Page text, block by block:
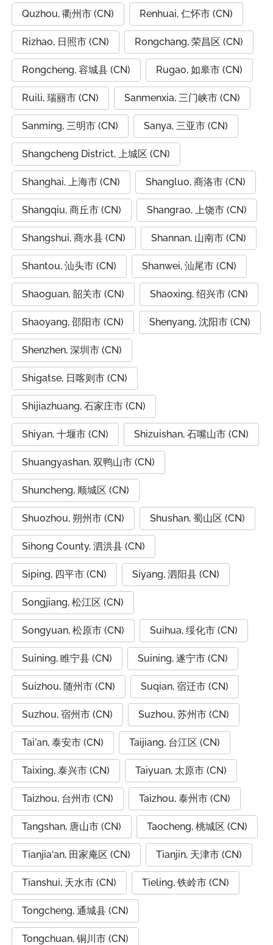
Quzhou, 衢州市 (CN) Renhuai, 仁怀市 (CN)
Rizhao, 日照市 (CN) Rongchang, 荣昌区 (CN)
Rongcheng, 容城县 (CN) Rugao, 如皋市 (CN)
Ruili, 瑞丽市 (CN) Sanmenxia, 三门峡市 (CN)
Sanming, 三明市 (CN) Sanya, 三亚市 (CN)
Shangcheng District, 上城区 (CN)
Shanghai, 上海市 (CN) Shangluo, 商洛市 (CN)
Shangqiu, 商丘市 (CN) Shangrao, 上饶市 (CN)
Shangshui, 商水县 (CN) Shannan, 山南市 (CN)
Shantou, 汕头市 (CN) Shanwei, 汕尾市 (CN)
Shaoguan, 韶关市 (CN) Shaoxing, 绍兴市 (CN)
Shaoyang, 邵阳市 (CN) Shenyang, 沈阳市 (CN)
Shenzhen, 深圳市 (CN)
Shigatse, 日喀则市 (CN)
Shijiazhuang, 石家庄市 (CN)
Shiyan, 十堰市 (CN) Shizuishan, 石嘴山市 (CN)
Shuangyashan, 双鸭山市 (CN)
Shuncheng, 顺城区 (CN)
Shuozhou, 朔州市 (CN) Shushan, 蜀山区 (CN)
Sihong County, 泗洪县 (CN)
Siping, 四平市 (CN) Siyang, 泗阳县 (CN)
Songjiang, 松江区 (CN)
Songyuan, 松原市 (CN) Suihua, 绥化市 (CN)
Suining, 睢宁县 (CN) Suining, 遂宁市 (CN)
Suizhou, 随州市 (CN) Suqian, 宿迁市 (CN)
Suzhou, 宿州市 (CN) Suzhou, 苏州市 (CN)
Tai'an, 泰安市 (CN) Taijiang, 台江区 (CN)
Taixing, 泰兴市 (CN) Taiyuan, 太原市 (CN)
Taizhou, 台州市 (CN) Taizhou, 泰州市 (CN)
Tangshan, 唐山市 (CN) Taocheng, 桃城区 (CN)
Tianjia‘an, 田家庵区 (CN) Tianjin, 天津市 (CN)
Tianshui, 天水市 (CN) Tieling, 铁岭市 (CN)
Tongcheng, 通城县 (CN)
Tongchuan, 铜川市 (CN)